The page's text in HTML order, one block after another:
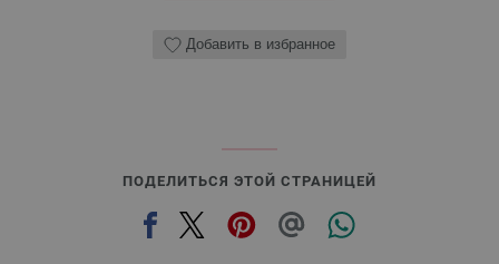
Добавить в избранное
ПОДЕЛИТЬСЯ ЭТОЙ СТРАНИЦЕЙ